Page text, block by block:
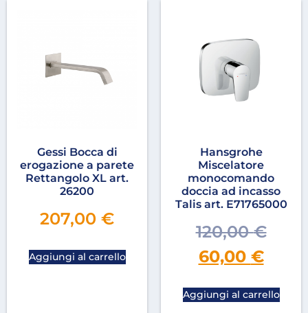
Gessi Bocca di
erogazione a parete
Rettangolo XL art.
26200
207,00 €
Aggiungi al carrello
Hansgrohe
Miscelatore
monocomando
doccia ad incasso
Talis art. E71765000
120,00€
60,00 €
Aggiungi al carrello